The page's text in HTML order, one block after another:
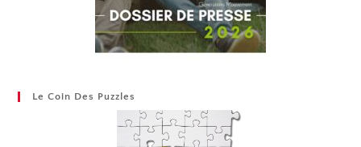
Le Coin Des Puzzles